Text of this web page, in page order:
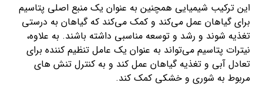
این ترکیب شیمیایی همچنین به عنوان یک منبع اصلی پتاسیم
برای گیاهان عمل می‌کند و کمک می‌کند که گیاهان به درستی
تغذیه شوند و رشد و توسعه مناسبی داشته باشند. به علاوه،
نیترات پتاسیم می‌تواند به عنوان یک عامل تنظیم کننده برای
تعادل آبی و تغذیه گیاهان عمل کند و به کنترل تنش های
مربوط به شوری و خشکی کمک کند.